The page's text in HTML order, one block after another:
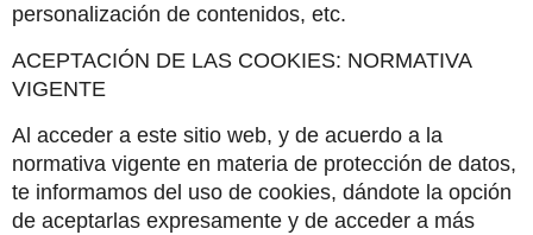
personalización de contenidos, etc.
ACEPTACIÓN DE LAS COOKIES: NORMATIVA
VIGENTE
Al acceder a este sitio web, y de acuerdo a la
normativa vigente en materia de protección de datos,
te informamos del uso de cookies, dándote la opción
de aceptarlas expresamente y de acceder a más